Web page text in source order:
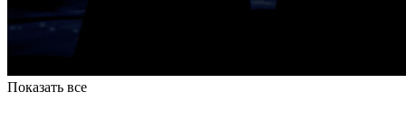
Показать все